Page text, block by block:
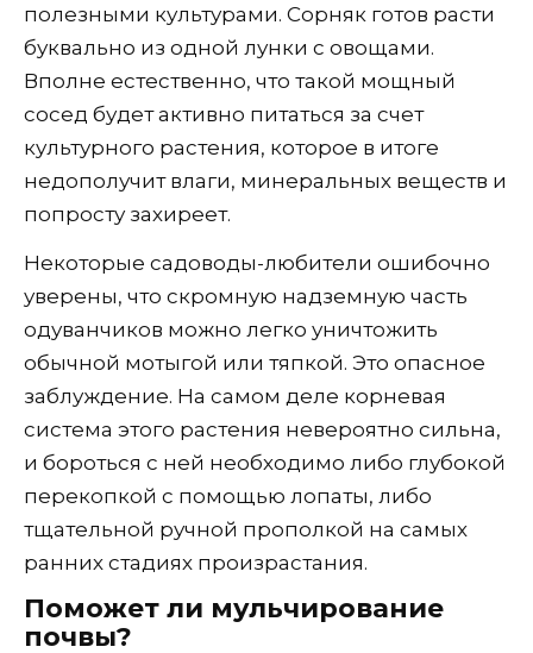
полезными культурами. Сорняк готов расти
буквально из одной лунки с овощами.
Вполне естественно, что такой мощный
сосед будет активно питаться за счет
культурного растения, которое в итоге
недополучит влаги, минеральных веществ и
попросту захиреет.
Некоторые садоводы-любители ошибочно
уверены, что скромную надземную часть
одуванчиков можно легко уничтожить
обычной мотыгой или тяпкой. Это опасное
заблуждение. На самом деле корневая
система этого растения невероятно сильна,
и бороться с ней необходимо либо глубокой
перекопкой с помощью лопаты, либо
тщательной ручной прополкой на самых
ранних стадиях произрастания.
Поможет ли мульчирование
почвы?